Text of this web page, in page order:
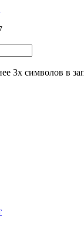
3х символов в